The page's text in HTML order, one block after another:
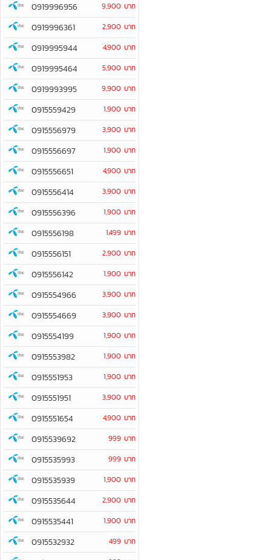
0919996956 9,900 บาท
0919996361 2,900 บาท
0919995944 4,900 บาท
0919995464 5,900 บาท
0919993995 9,900 บาท
0915559429 1,900 บาท
0915556979 3,900 บาท
0915556697 1,900 บาท
0915556651 4,900 บาท
0915556414 3,900 บาท
0915556396 1,900 บาท
0915556198 1,499 บาท
0915556151 2,900 บาท
0915556142 1,900 บาท
0915554966 3,900 บาท
0915554669 3,900 บาท
0915554199 1,900 บาท
0915553982 1,900 บาท
0915551953 1,900 บาท
0915551951 3,900 บาท
0915551654 4,900 บาท
0915539692 999 บาท
0915535993 999 บาท
0915535939 1,900 บาท
0915535644 2,900 บาท
0915535441 1,900 บาท
0915532932 499 บาท